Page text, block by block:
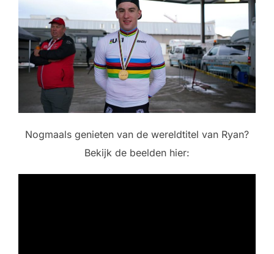
Nogmaals genieten van de wereldtitel van Ryan?
Bekijk de beelden hier: